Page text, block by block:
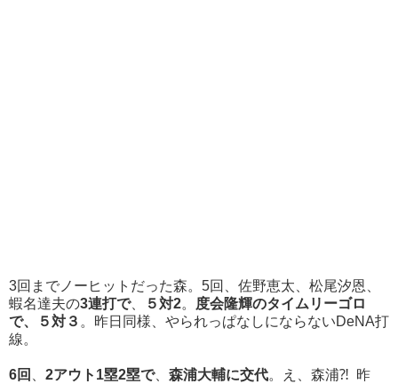
3回までノーヒットだった森。5回、佐野恵太、松尾汐恩、
蝦名達夫の3連打で、 ５対2。
度会隆輝のタイムリーゴロ
で、５対３ 。昨日同様、やられっぱなしにならないDeNA打
線。
6回 2アウト1塁2塁で、 森浦大輔に交代。え、森浦⁈ 昨